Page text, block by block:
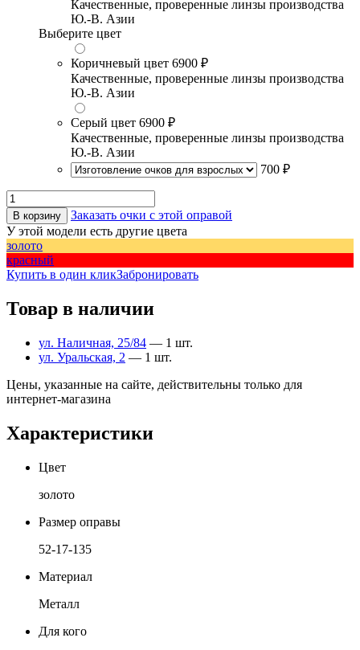
Качественные, проверенные линзы производства
Ю.-В. Азии
Выберите цвет
Коричневый цвет 6900 ₽
Качественные, проверенные линзы производства
Ю.-В. Азии
Серый цвет 6900 ₽
Качественные, проверенные линзы производства
Ю.-В. Азии
700 ₽
В корзину
Заказать очки с этой оправой
У этой модели есть другие цвета
золото
красный
Купить в один кликЗабронировать
Товар в наличии
ул. Наличная, 25/84 — 1 шт.
ул. Уральская, 2 — 1 шт.
Цены, указанные на сайте, действительны только для
интернет-магазина
Характеристики
Цвет
золото
Размер оправы
52-17-135
Материал
Металл
Для кого